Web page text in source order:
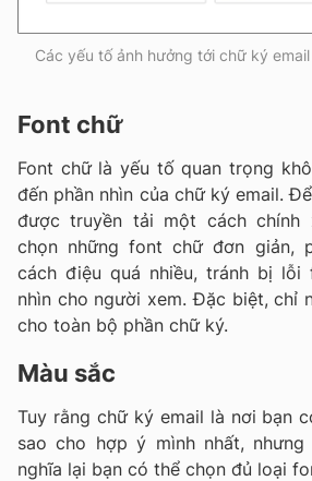
Các yếu tố ảnh hưởng tới chữ ký
Font chữ
Font chữ là yếu tố quan trọng
đến phần nhìn của chữ ký email.
được truyền tải một cách chính
chọn những font chữ đơn giản,
cách điệu quá nhiều, tránh bị lỗi
nhìn cho người xem. Đặc biệt, chỉ
cho toàn bộ phần chữ ký.
Màu sắc
Tuy rằng chữ ký email là nơi bạn
sao cho hợp ý mình nhất,
nghĩa lại bạn có thể chọn đủ loại